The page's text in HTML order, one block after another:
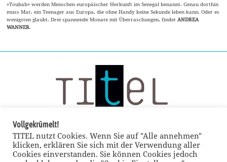
»Toubab« werden Menschen europäischer Herkunft im Senegal benannt. Genau dorthin
muss Mar, ein Teenager aus Europa, die ohne Handy keine Sekunde leben kann. Oder es
wenigsten glaubt. Drei spannende Monate mit Überraschungen, findetANDREA
WANNER.
Vollgekrümelt!
TITEL nutzt Cookies. Wenn Sie auf "Alle annehmen"
klicken, erklären Sie sich mit der Verwendung aller
Cookies einverstanden. Sie können Cookies jedoch